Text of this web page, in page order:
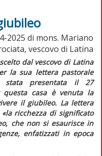
2025 di mons. Mariano
vescovo di Latina
dal vescovo di Latina
la sua lettera pastorale
stata presentata il 27
questa casa è venuta la
il giubileo. La lettera
«la ricchezza di significato
che non si esaurisce in
enfatizzati in epoca